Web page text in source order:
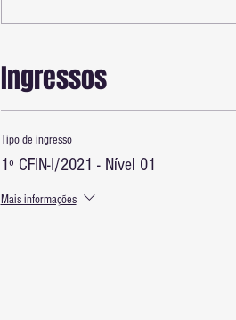
Ingressos
Tipo de ingresso
1º CFIN-I/2021 - Nível 01
Mais informações